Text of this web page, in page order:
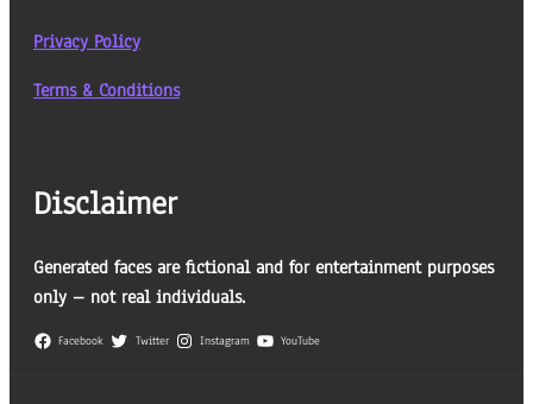
Privacy Policy
Terms & Conditions
Disclaimer
Generated faces are fictional and for entertainment purposes
only – not real individuals.
Facebook Twitter Instagram YouTube